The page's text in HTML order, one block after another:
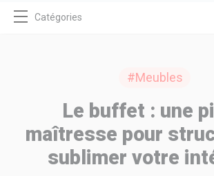
Catégories
SE DIVERTIR
HIGH-TECH
BIEN CHEZ SOI
#Meubles
Le buffet : une
maîtresse pour
sublimer votre